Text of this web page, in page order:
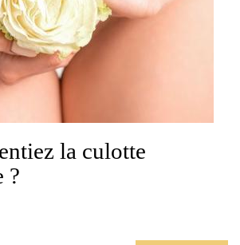
la culotte
?